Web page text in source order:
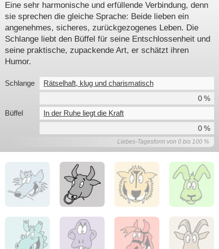
Eine sehr harmonische und erfüllende Verbindung, denn
sie sprechen die gleiche Sprache: Beide lieben ein
angenehmes, sicheres, zurückgezogenes Leben. Die
Schlange liebt den Büffel für seine Entschlossenheit und
seine praktische, zupackende Art, er schätzt ihren
Humor.
Schlange
Rätselhaft, klug und charismatisch
0 %
Büffel
In der Ruhe liegt die Kraft
0 %
Liebes-Tagesform von 0 bis 100 %